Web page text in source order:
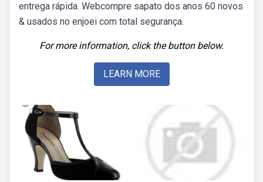
entrega rápida. Webcompre sapato dos anos 60 novos
& usados no enjoei com total segurança.
For more information, click the button below.
LEARN MORE